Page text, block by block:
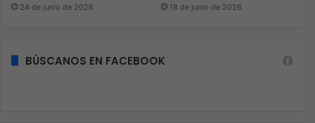
24 de junio de 2026 18 de junio de 2026
BÚSCANOS EN FACEBOOK